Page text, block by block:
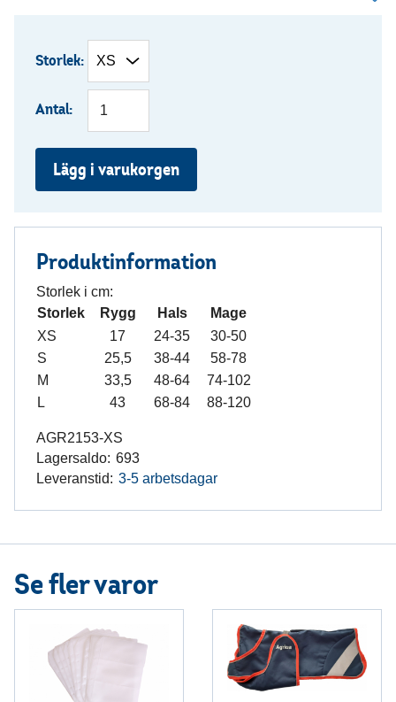
Storlek:
Antal:
Lägg i varukorgen
Produktinformation
Storlek i cm:
Storlek
Rygg Hals
Mage
XS
17 24-35
30-50
S
25,5 38-44
58-78
M
33,5 48-64
74-102
L
43 68-84 88-120
AGR2153-XS
Lagersaldo: 693
Leveranstid: 3-5 arbetsdagar
Se fler varor